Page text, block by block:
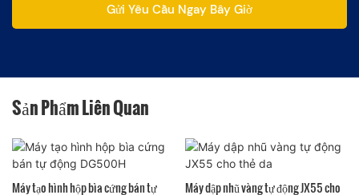
Gửi Yêu Cầu Ngay Bây Giờ
Sản Phẩm Liên Quan
Máy tạo hình hộp bìa cứng bán tự Máy dập nhũ vàng tự động JX55 cho